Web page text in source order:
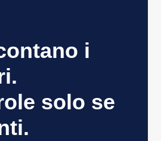
i
solo se